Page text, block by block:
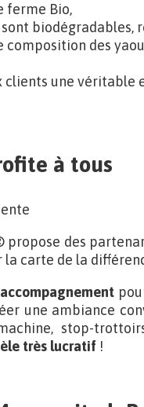
ferme Bio,
biodégradables,
composition des
clients une
à tous
propose des
carte de la
une ambiance
stop-
très lucratif !